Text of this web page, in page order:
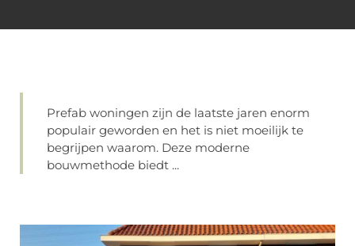
Prefab woningen zijn de laatste jaren enorm
populair geworden en het is niet moeilijk te
begrijpen waarom. Deze moderne
bouwmethode biedt ...